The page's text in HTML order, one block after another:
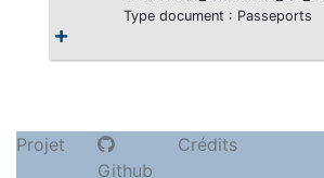
Type document : Passeports
Projet
Github
Crédits